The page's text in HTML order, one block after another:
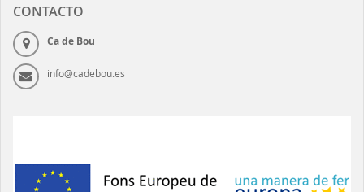
CONTACTO
Ca de Bou
info@cadebou.es